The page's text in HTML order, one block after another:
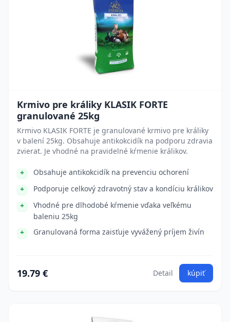
Krmivo pre králiky KLASIK FORTE
granulované 25kg
Krmivo KLASIK FORTE je granulované krmivo pre králiky
v balení 25kg. Obsahuje antikokcidík na podporu zdravia
zvierat. Je vhodné na pravidelné kŕmenie králikov.
Obsahuje antikokcidík na prevenciu ochorení
Podporuje celkový zdravotný stav a kondíciu králikov
Vhodné pre dlhodobé kŕmenie vďaka veľkému
baleniu 25kg
Granulovaná forma zaisťuje vyvážený príjem živín
19.79 € Detail kúpiť